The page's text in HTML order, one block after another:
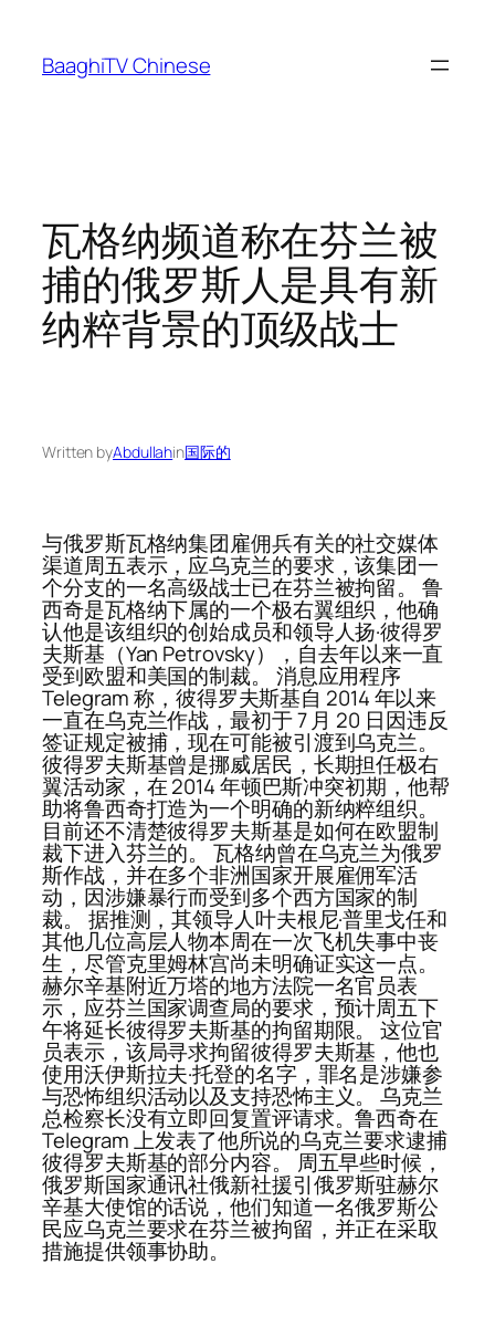
content
BaaghiTV Chinese
瓦格纳频道称在芬兰被
捕的俄罗斯人是具有新
纳粹背景的顶级战士
Written byAbdullahin国际的
与俄罗斯瓦格纳集团雇佣兵有关的社交媒体
渠道周五表示，应乌克兰的要求，该集团一
个分支的一名高级战士已在芬兰被拘留。 鲁
西奇是瓦格纳下属的一个极右翼组织，他确
认他是该组织的创始成员和领导人扬·彼得罗
夫斯基（Yan Petrovsky），自去年以来一直
受到欧盟和美国的制裁。 消息应用程序
Telegram 称，彼得罗夫斯基自 2014 年以来
一直在乌克兰作战，最初于 7 月 20 日因违反
签证规定被捕，现在可能被引渡到乌克兰。
彼得罗夫斯基曾是挪威居民，长期担任极右
翼活动家，在 2014 年顿巴斯冲突初期，他帮
助将鲁西奇打造为一个明确的新纳粹组织。
目前还不清楚彼得罗夫斯基是如何在欧盟制
裁下进入芬兰的。 瓦格纳曾在乌克兰为俄罗
斯作战，并在多个非洲国家开展雇佣军活
动，因涉嫌暴行而受到多个西方国家的制
裁。 据推测，其领导人叶夫根尼·普里戈任和
其他几位高层人物本周在一次飞机失事中丧
生，尽管克里姆林宫尚未明确证实这一点。
赫尔辛基附近万塔的地方法院一名官员表
示，应芬兰国家调查局的要求，预计周五下
午将延长彼得罗夫斯基的拘留期限。 这位官
员表示，该局寻求拘留彼得罗夫斯基，他也
使用沃伊斯拉夫·托登的名字，罪名是涉嫌参
与恐怖组织活动以及支持恐怖主义。 乌克兰
总检察长没有立即回复置评请求。鲁西奇在
Telegram 上发表了他所说的乌克兰要求逮捕
彼得罗夫斯基的部分内容。 周五早些时候，
俄罗斯国家通讯社俄新社援引俄罗斯驻赫尔
辛基大使馆的话说，他们知道一名俄罗斯公
民应乌克兰要求在芬兰被拘留，并正在采取
措施提供领事协助。